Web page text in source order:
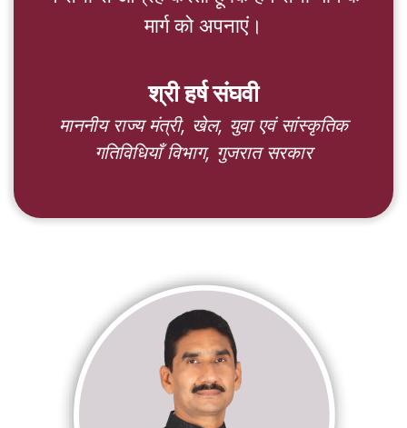
मार्ग को अपनाएं।
श्री हर्ष संघवी
माननीय राज्य मंत्री, खेल, युवा एवं सांस्कृतिक
गतिविधियाँ विभाग, गुजरात सरकार